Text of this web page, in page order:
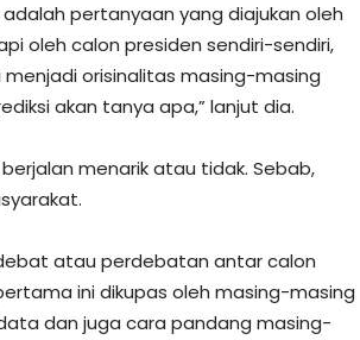
pertanyaan yang diajukan oleh
oleh calon presiden sendiri-sendiri,
orisinalitas masing-masing
akan tanya apa,” lanjut dia.
menarik atau tidak. Sebab,
atau perdebatan antar calon
ini dikupas oleh masing-masing
dan juga cara pandang masing-